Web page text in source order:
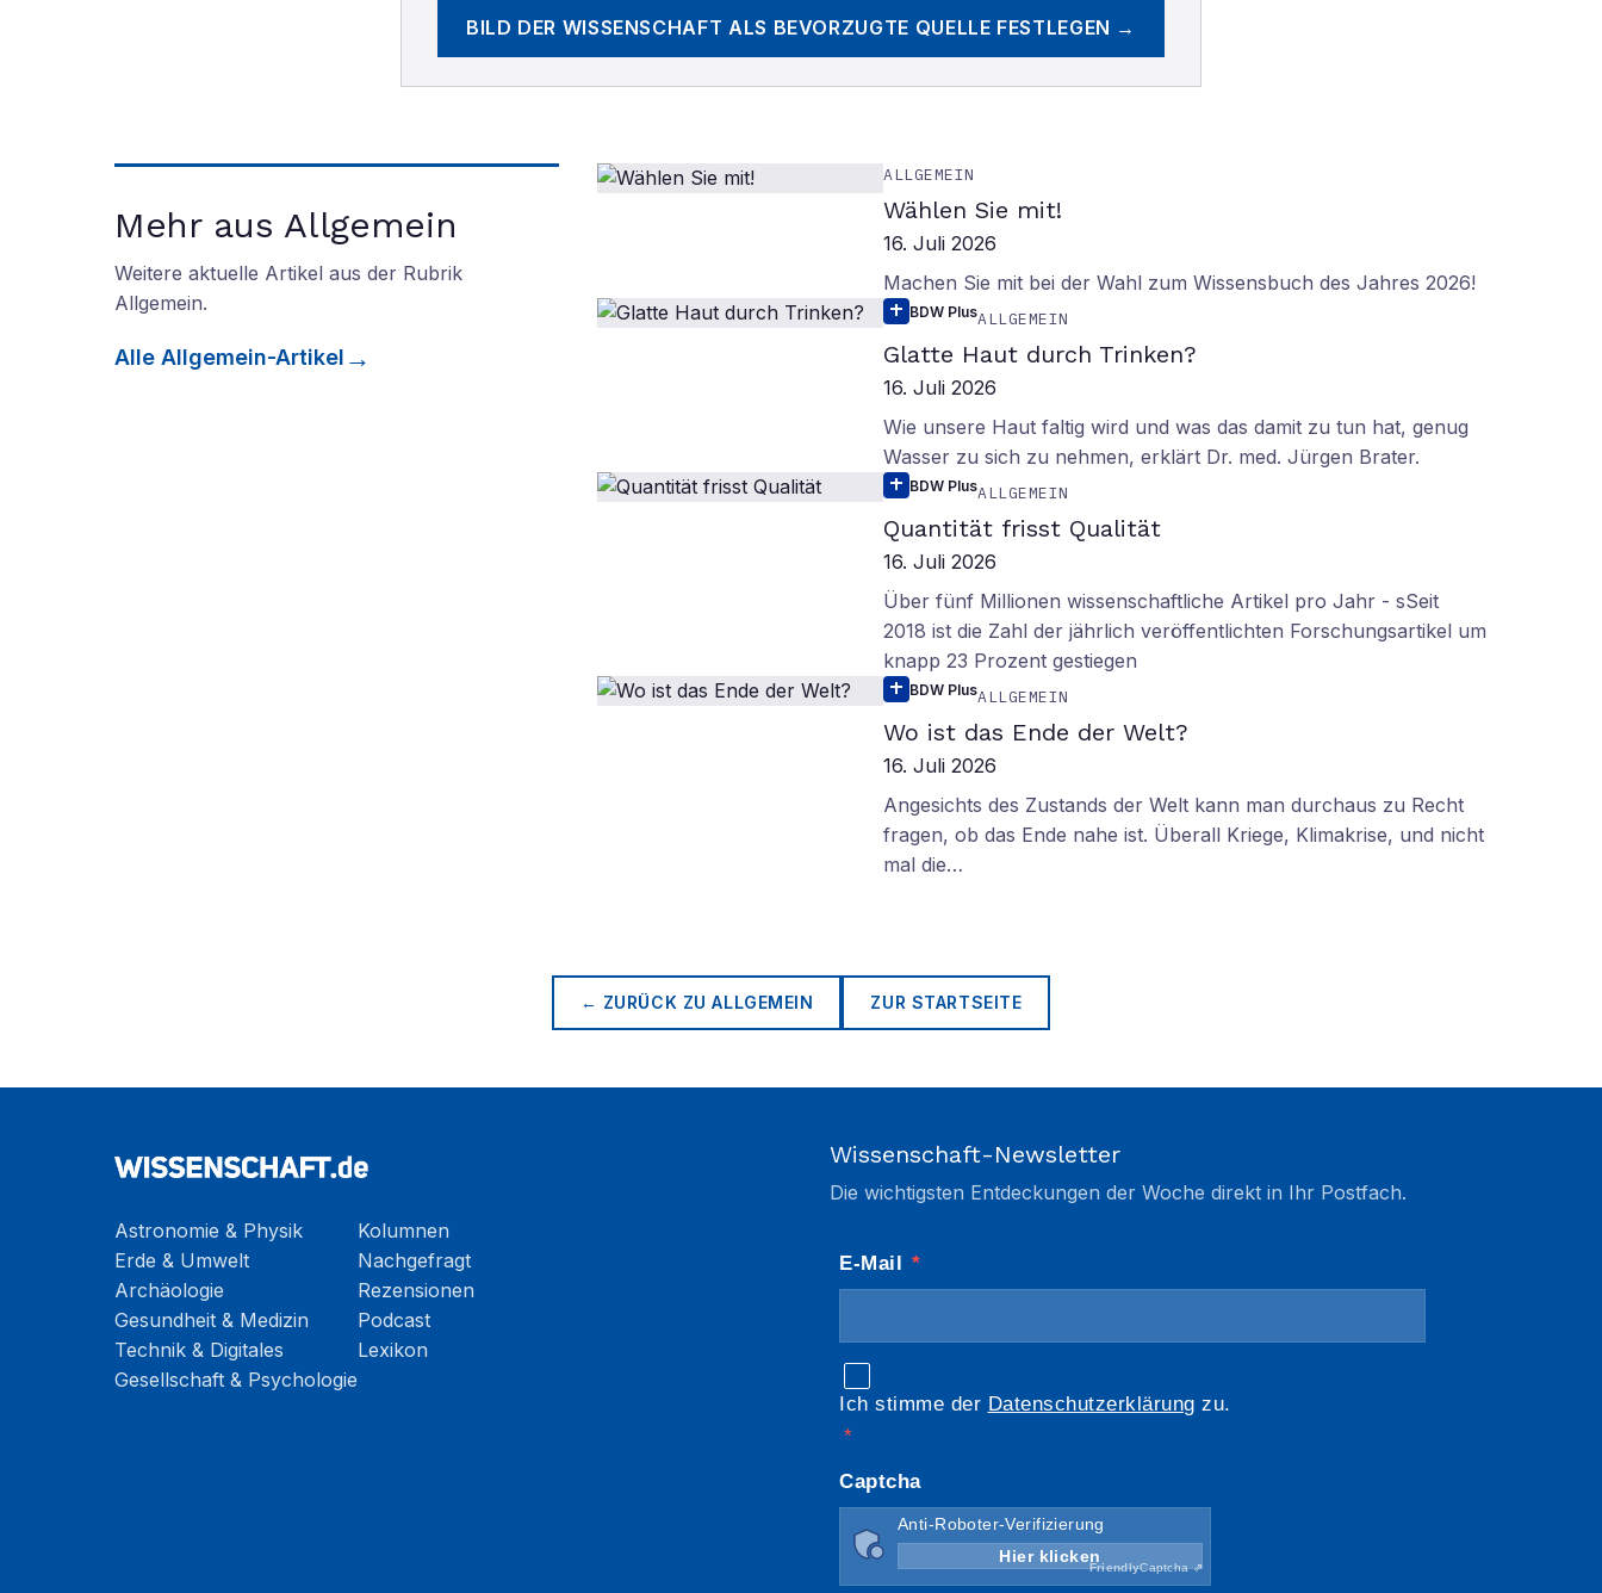
BILD DER WISSENSCHAFT ALS BEVORZUGTE QUELLE FESTLEGEN →
Mehr aus Allgemein
Weitere aktuelle Artikel aus der Rubrik
Allgemein.
Alle Allgemein-Artikel
ALLGEMEIN
Wählen Sie mit!
16. Juli 2026
Machen Sie mit bei der Wahl zum Wissensbuch des Jahres 2026!
BDW PlusALLGEMEIN
Glatte Haut durch Trinken?
16. Juli 2026
Wie unsere Haut faltig wird und was das damit zu tun hat, genug
Wasser zu sich zu nehmen, erklärt Dr. med. Jürgen Brater.
BDW PlusALLGEMEIN
Quantität frisst Qualität
16. Juli 2026
Über fünf Millionen wissenschaftliche Artikel pro Jahr - sSeit
2018 ist die Zahl der jährlich veröffentlichten Forschungsartikel um
knapp 23 Prozent gestiegen
BDW PlusALLGEMEIN
Wo ist das Ende der Welt?
16. Juli 2026
Angesichts des Zustands der Welt kann man durchaus zu Recht
fragen, ob das Ende nahe ist. Überall Kriege, Klimakrise, und nicht
mal die…
← ZURÜCK ZUALLGEMEIN ZUR STARTSEITE
Astronomie & Physik
Erde & Umwelt
Archäologie
Gesundheit & Medizin
Technik & Digitales
Gesellschaft & Psychologie
Kolumnen
Nachgefragt
Rezensionen
Podcast
Lexikon
Wissenschaft-Newsletter
Die wichtigsten Entdeckungen der Woche direkt in Ihr Postfach.